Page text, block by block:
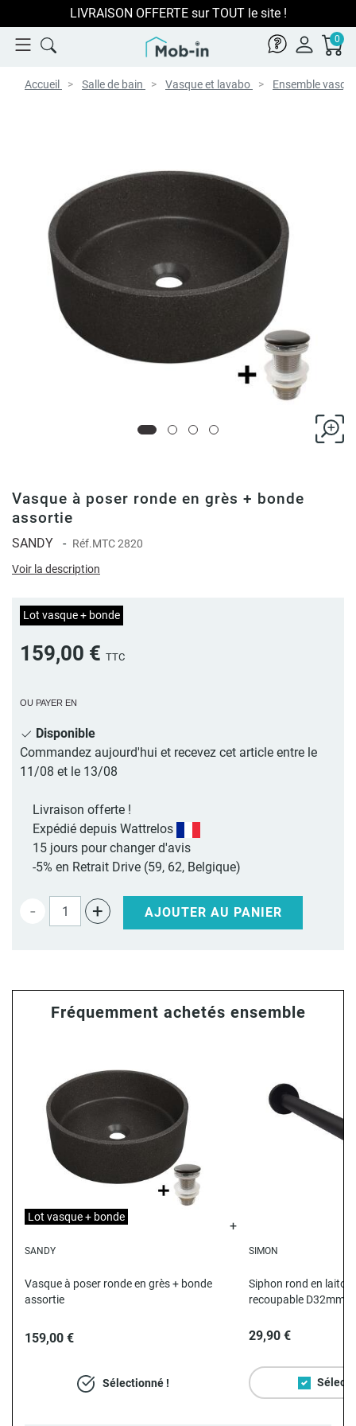
LIVRAISON OFFERTE sur TOUT le site !
0
Accueil Salle de bain Vasque et lavabo Ensemble
Vasque à poser ronde en grès + bonde
assortie
SANDY - Réf.MTC 2820
Voir la description
Lot vasque + bonde
159,00 € TTC
OU PAYER EN
Disponible
Commandez aujourd'hui et recevez cet article entre le
11/08 et le 13/08
Livraison offerte !
Expédié depuis Wattrelos
15 jours pour changer d'avis
-5% en Retrait Drive (59, 62, Belgique)
- + AJOUTER AU PANIER
Fréquemment achetés ensemble
SANDY
Vasque à poser ronde en grès + bonde
assortie
159,00 €
Sélectionné !
Lot vasque + bonde
SIMON
Siphon rond en
recoupable D32mm
29,90 €